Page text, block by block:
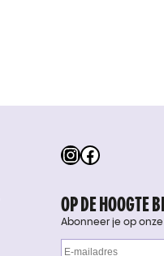
Instagram
Facebook
OP DE HOOGTE
Abonneer je op